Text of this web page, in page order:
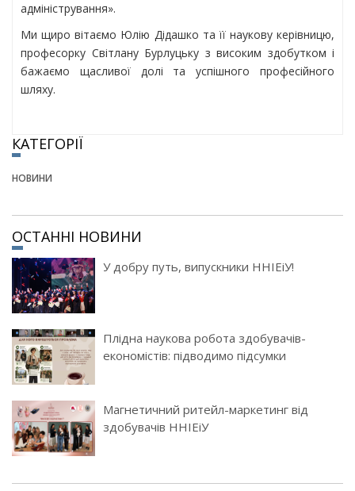
адміністрування».
Ми щиро вітаємо Юлію Дідашко та її наукову керівницю,
професорку Світлану Бурлуцьку з високим здобутком і
бажаємо щасливої долі та успішного професійного
шляху.
КАТЕГОРІЇ
НОВИНИ
ОСТАННІ НОВИНИ
У добру путь, випускники ННІЕіУ!
Плідна наукова робота здобувачів-
економістів: підводимо підсумки
Магнетичний ритейл-маркетинг від
здобувачів ННІЕіУ